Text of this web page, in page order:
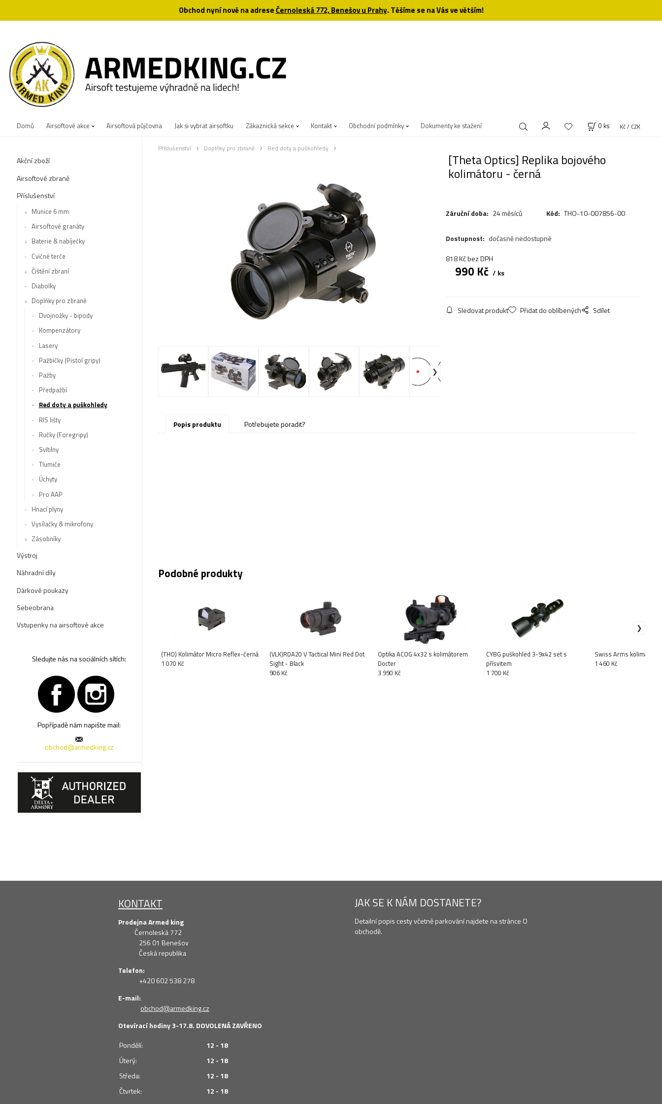
Obchod nyní nově na adreseČernoleská 772, Benešov u Prahy. Těšíme se na Vás ve větším!
Domů Airsoftové akce Airsoftová půjčovna Jak si vybrat airsoftku Zákaznická sekce Kontakt Obchodní podmínky Dokumenty ke stažení 0 ks Kč / CZK
Akční zboží
Airsoftové zbraně
Příslušenství
Munice 6 mm
Airsoftové granáty
Baterie & nabíječky
Cvičné terče
Čištění zbraní
Diabolky
Doplňky pro zbraně
Dvojnožky - bipody
Kompenzátory
Lasery
Pažbičky (Pistol gripy)
Pažby
Předpažbí
Red doty a puškohledy
RIS lišty
Ručky (Foregripy)
Svítilny
Tlumiče
Úchyty
Pro AAP
Hnací plyny
Vysílačky & mikrofony
Zásobníky
Výstroj
Náhradní díly
Dárkové poukazy
Sebeobrana
Vstupenky na airsoftové akce
Sledujte nás na sociálních sítích:
Popřípadě nám napište mail:
obchod@armedking.cz
Příslušenství Doplňky pro zbraně Red doty a puškohledy
[Theta Optics] Replika bojového
kolimátoru - černá
Záruční doba: 24 měsíců Kód: THO-10-007856-00
Dostupnost: dočasně nedostupné
818Kčbez DPH
990 Kč ks
Sledovat produkt Přidat do oblíbených Sdílet
Popis produktu Potřebujete poradit?
Podobné produkty
(THO) Kolimátor Micro Reflex-černá
1 070 Kč
(VLK)RDA20 V Tactical Mini Red Dot
Sight - Black
906 Kč
Optika ACOG 4x32 s kolimátorem
Docter
3 990 Kč
CYBG puškohled 3-9x42 set s
přísvitem
1 700 Kč
Swiss Arms kolimátor
1 460 Kč
KONTAKT
Prodejna Armed king
Černoleská 772
256 01 Benešov
Česká republika
Telefon:
+420 602 538 278
E-mail:
obchod@armedking.cz
Otevírací hodiny 3-17.8. DOVOLENÁ ZAVŘENO
Pondělí:
12 - 18
Úterý:
12 - 18
Středa:
12 - 18
Čtvrtek:
12 - 18
JAK SE K NÁM DOSTANETE?
Detailní popis cesty včetně parkování najdete na stránce O
obchodě.